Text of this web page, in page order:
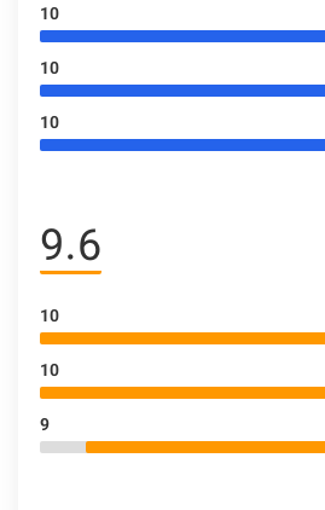
10
10
10
9.6
10
10
9